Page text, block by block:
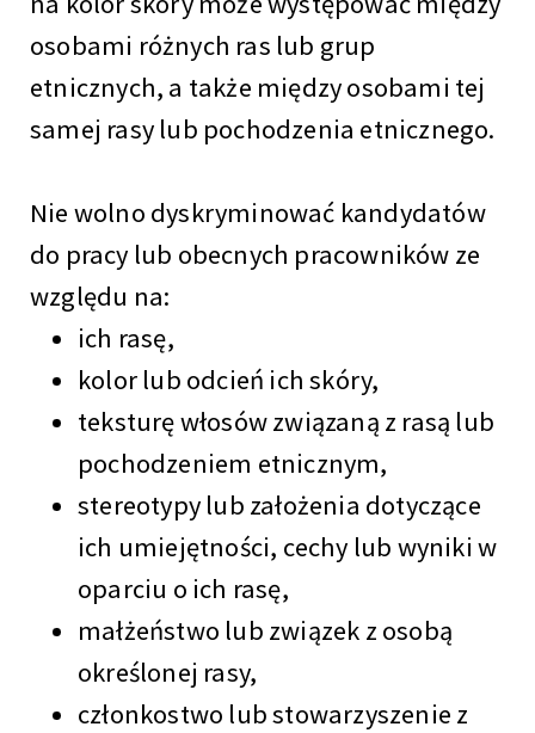
osobami różnych ras lub grup
etnicznych, a także między osobami tej
samej rasy lub pochodzenia etnicznego.
Nie wolno dyskryminować kandydatów
do pracy lub obecnych pracowników ze
względu na:
ich rasę,
kolor lub odcień ich skóry,
teksturę włosów związaną z rasą lub
pochodzeniem etnicznym,
stereotypy lub założenia dotyczące
ich umiejętności, cechy lub wyniki w
oparciu o ich rasę,
małżeństwo lub związek z osobą
określonej rasy,
członkostwo lub stowarzyszenie z